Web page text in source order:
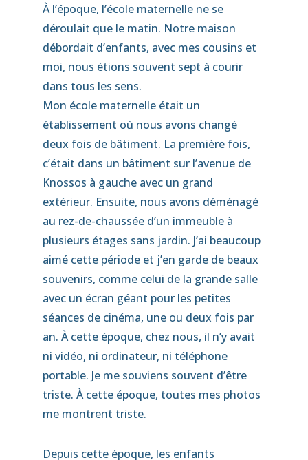
À l’époque, l’école maternelle ne se
déroulait que le matin. Notre maison
débordait d’enfants, avec mes cousins et
moi, nous étions souvent sept à courir
dans tous les sens.
Mon école maternelle était un
établissement où nous avons changé
deux fois de bâtiment. La première fois,
c’était dans un bâtiment sur l’avenue de
Knossos à gauche avec un grand
extérieur. Ensuite, nous avons déménagé
au rez-de-chaussée d’un immeuble à
plusieurs étages sans jardin. J’ai beaucoup
aimé cette période et j’en garde de beaux
souvenirs, comme celui de la grande salle
avec un écran géant pour les petites
séances de cinéma, une ou deux fois par
an. À cette époque, chez nous, il n’y avait
ni vidéo, ni ordinateur, ni téléphone
portable. Je me souviens souvent d’être
triste. À cette époque, toutes mes photos
me montrent triste.
Depuis cette époque, les enfants